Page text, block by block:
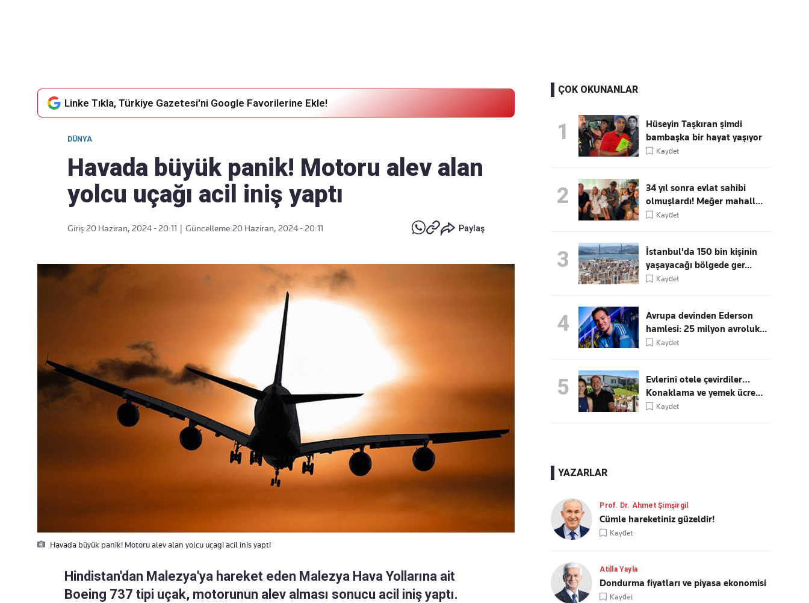
Linke Tıkla, Türkiye Gazetesi'ni Google Favorilerine Ekle!
DÜNYA
Havada büyük panik! Motoru alev alan
yolcu uçağı acil iniş yaptı
Giriş:20 Haziran, 2024 - 20:11 Güncelleme:20 Haziran, 2024 - 20:11 Paylaş
Havada büyük panik! Motoru alev alan yolcu uçagi acil inis yapti
Hindistan'dan Malezya'ya hareket eden Malezya Hava Yollarına ait
Boeing 737 tipi uçak, motorunun alev alması sonucu acil iniş yaptı.
ÇOK OKUNANLAR
1
Hüseyin Taşkıran şimdi
bambaşka bir hayat yaşıyor
Kaydet
2
34 yıl sonra evlat sahibi
olmuşlardı! Meğer mahall...
Kaydet
3
İstanbul'da 150 bin kişinin
yaşayacağı bölgede ger...
Kaydet
4
Avrupa devinden Ederson
hamlesi: 25 milyon avroluk...
Kaydet
5
Evlerini otele çevirdiler…
Konaklama ve yemek ücre...
Kaydet
YAZARLAR
Prof. Dr. Ahmet Şimşirgil
Cümle hareketiniz güzeldir!
Kaydet
Atilla Yayla
Dondurma fiyatları ve piyasa ekonomisi
Kaydet